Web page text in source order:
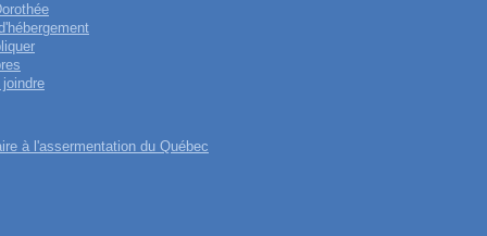
joindre
à l'assermentation du Québec